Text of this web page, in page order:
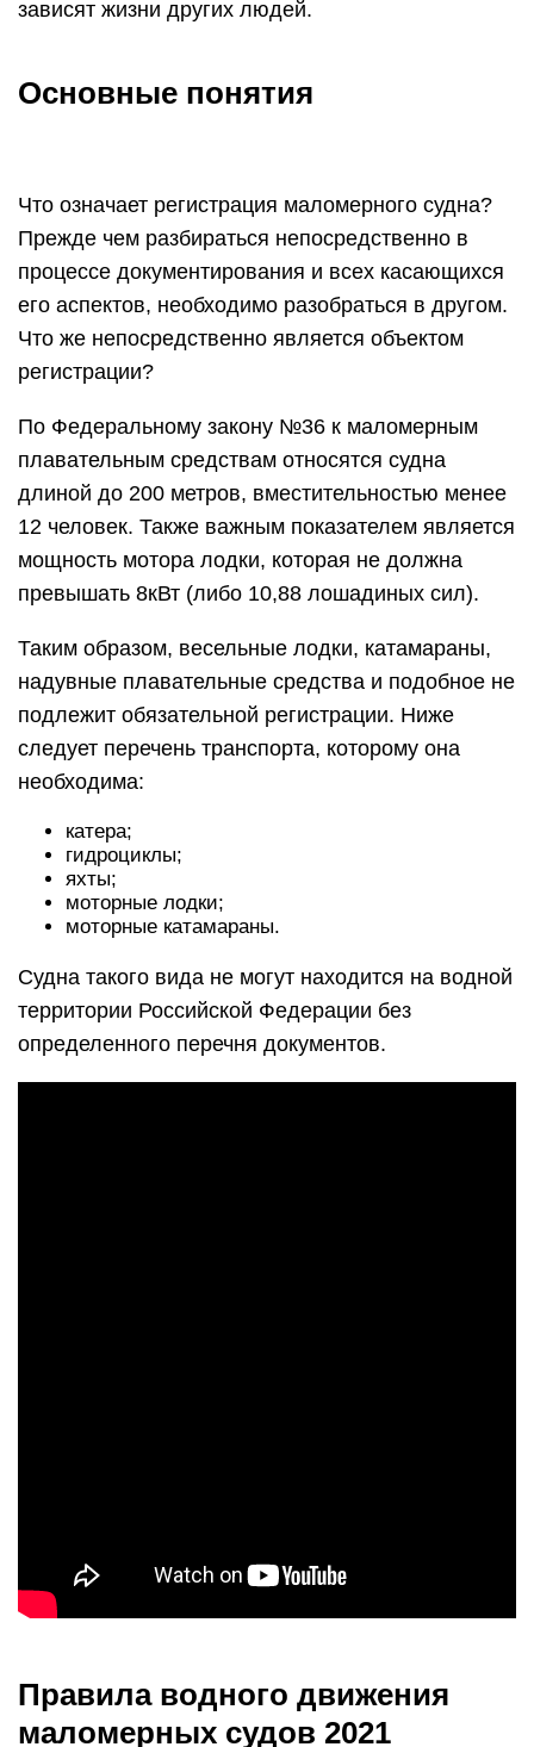
зависят жизни других людей.
Основные понятия
Что означает регистрация маломерного судна?
Прежде чем разбираться непосредственно в
процессе документирования и всех касающихся
его аспектов, необходимо разобраться в другом.
Что же непосредственно является объектом
регистрации?
По Федеральному закону №36 к маломерным
плавательным средствам относятся судна
длиной до 200 метров, вместительностью менее
12 человек. Также важным показателем является
мощность мотора лодки, которая не должна
превышать 8кВт (либо 10,88 лошадиных сил).
Таким образом, весельные лодки, катамараны,
надувные плавательные средства и подобное не
подлежит обязательной регистрации. Ниже
следует перечень транспорта, которому она
необходима:
катера;
гидроциклы;
яхты;
моторные лодки;
моторные катамараны.
Судна такого вида не могут находится на водной
территории Российской Федерации без
определенного перечня документов.
Правила водного движения
маломерных судов 2021